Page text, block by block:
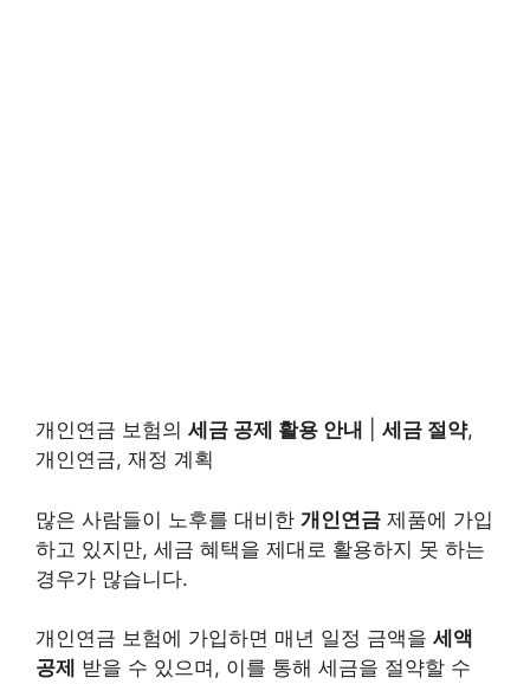
개인연금 보험의 세금 공제 활용 안내 세금 절약,
개인연금, 재정 계획
많은 사람들이 노후를 대비한 개인연금 제품에 가입
하고 있지만, 세금 혜택을 제대로 활용하지 못 하는
경우가 많습니다.
개인연금 보험에 가입하면 매년 일정 금액을 세액
공제 받을 수 있으며, 이를 통해 세금을 절약할 수